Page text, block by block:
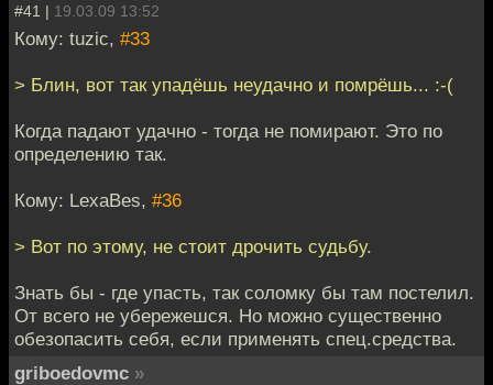
#41 | 19.03.09 13:52
Кому: tuzic, #33
> Блин, вот так упадёшь неудачно и помрёшь... :-(
Когда падают удачно - тогда не помирают. Это по
определению так.
Кому: LexaBes, #36
> Вот по этому, не стоит дрочить судьбу.
Знать бы - где упасть, так соломку бы там постелил.
От всего не убережешся. Но можно существенно
обезопасить себя, если применять спец.средства.
griboedovmc »